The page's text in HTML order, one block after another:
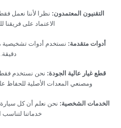
‏التقنيون المعتمدون:‏ نظرا لأننا نعمل
الاعتماد على فريقنا
‏أدوات متقدمة:‏ نستخدم أدوات
دقيقة.‏
‏قطع غيار عالية الجودة:‏ نحن نستخدم فقط
ومصنعي المعدات الأصلية
‏الخدمات الشخصية: ‏ ‏نحن نعلم أن كل
خدماتنا لتناسب